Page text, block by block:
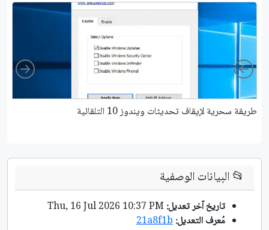
طريقة سحرية لإيقاف تحديثات ويندوز 10 التلقائية
Left
📂البيانات الوصفية
تاريخ آخر تعديل:
مُعرف التعديل:21a8f1b